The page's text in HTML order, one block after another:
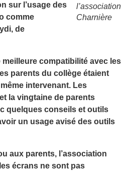
l’association
Charnière
sur l’usage des
comme
de
meilleure compatibilité avec les
parents du collège étaient
intervenant. Les
la vingtaine de parents
quelques conseils et outils
un usage avisé des outils
aux parents, l’association
écrans ne sont pas